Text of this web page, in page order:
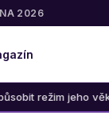
2026